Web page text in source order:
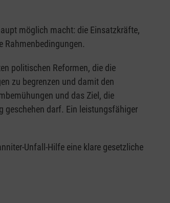
möglich macht: die Einsatzkräfte,
Rahmenbedingungen.
politischen Reformen, die die
zu begrenzen und damit den
und das Ziel, die
geschehen darf. Ein leistungsfähiger
Unfall-Hilfe eine klare gesetzliche